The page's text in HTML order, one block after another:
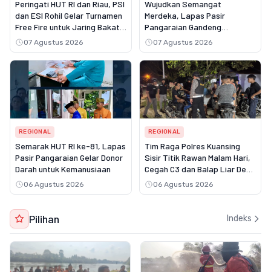
Peringati HUT RI dan Riau, PSI
dan ESI Rohil Gelar Turnamen
Free Fire untuk Jaring Bakat
Muda07 Agustus 2026
Wujudkan Semangat
Merdeka, Lapas Pasir
Pangaraian Gandeng
Puskesmas Rambah Layani
Pemeriksaan Kesehatan
Gratis
07 Agustus 2026
REGIONAL
Semarak HUT RI ke-81, Lapas
Pasir Pangaraian Gelar Donor
Darah untuk Kemanusiaan
06 Agustus 2026
REGIONAL
Tim Raga Polres Kuansing
Sisir Titik Rawan Malam Hari,
Cegah C3 dan Balap Liar Demi
Rasa Aman Masyarakat
06 Agustus 2026
Pilihan Indeks